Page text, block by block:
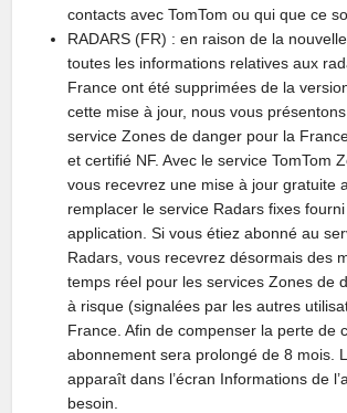
contacts avec TomTom ou qui que ce
RADARS (FR) : en raison de la
toutes les informations relatives aux
France ont été supprimées de la
cette mise à jour, nous vous
service Zones de danger pour la
et certifié NF. Avec le service TomTom
vous recevrez une mise à jour gratuite
remplacer le service Radars fixes
application. Si vous étiez abonné au
Radars, vous recevrez désormais des
temps réel pour les services Zones de
à risque (signalées par les autres
France. Afin de compenser la perte de
abonnement sera prolongé de 8 mois.
apparaît dans l’écran Informations de
besoin.